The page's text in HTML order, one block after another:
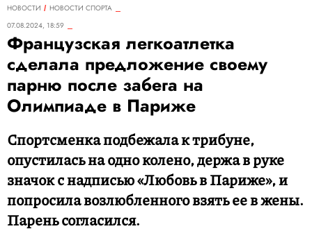
НОВОСТИ
НОВОСТИ СПОРТА
07.08.2024, 18:59
Французская легкоатлетка
сделала предложение своему
парню после забега на
Олимпиаде в Париже
Спортсменка подбежала к трибуне,
опустилась на одно колено, держа в руке
значок с надписью «Любовь в Париже», и
попросила возлюбленного взять ее в жены.
Парень согласился.